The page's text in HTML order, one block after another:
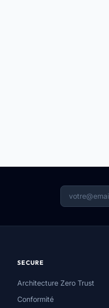
SECURE
Architecture Zero Trust
Conformité